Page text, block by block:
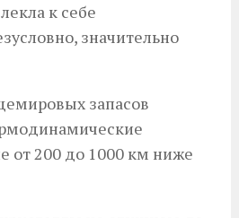
к себе
значительно
запасов
от 200 до 1000 км ниже